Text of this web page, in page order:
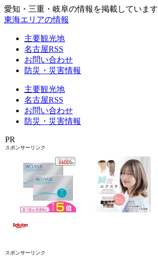
愛知・三重・岐阜の情報を掲載しています
東海エリアの情報
主要観光地
名古屋RSS
お問い合わせ
防災・災害情報
主要観光地
名古屋RSS
お問い合わせ
防災・災害情報
PR
スポンサーリンク
スポンサーリンク